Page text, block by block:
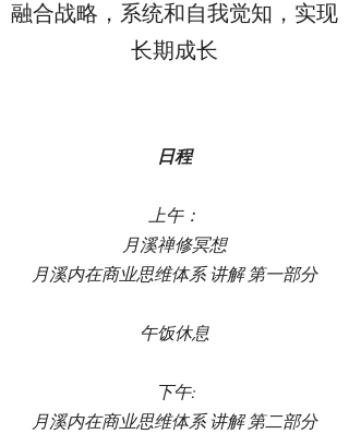
融合战略，系统和自我觉知，实现
长期成长
日程
上午：
月溪禅修冥想
月溪内在商业思维体系 讲解 第一部分​
午饭休息
下午:
月溪内在商业思维体系 讲解 第二部分